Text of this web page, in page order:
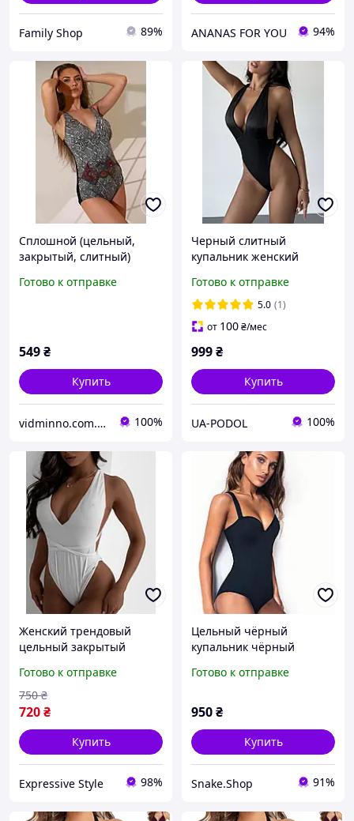
Family Shop 89% ANANAS FOR YOU 94%
Сплошной (цельный,
закрытый, слитный)
(40-42), 60002,
Готово к отправке
549₴
Купить
vidminno.com.ua - відмінний одяг для всієї родини 100%
Черный слитный
купальник женский
вырезом и открытой
спиной S
Готово к отправке
5.0 (1)
от 100₴/мес
999₴
Купить
UA-PODOL 100%
Женский трендовый
цельный закрытый
бифлекс молочный
черный S-L
Готово к отправке
720₴
750 ₴
Купить
Expressive Style 98%
Цельный чёрный
купальник чёрный
женский чёрного цвета
Готово к отправке
950₴
Купить
Snake.Shop 91%